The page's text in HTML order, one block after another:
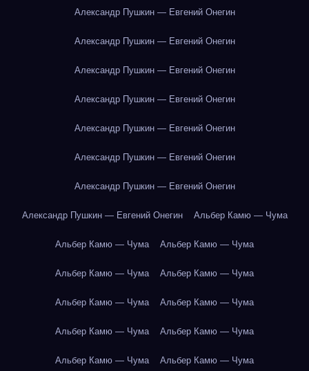
Александр Пушкин — Евгений Онегин
Александр Пушкин — Евгений Онегин
Александр Пушкин — Евгений Онегин
Александр Пушкин — Евгений Онегин
Александр Пушкин — Евгений Онегин
Александр Пушкин — Евгений Онегин
Александр Пушкин — Евгений Онегин
Александр Пушкин — Евгений Онегин Альбер Камю — Чума
Альбер Камю — Чума Альбер Камю — Чума
Альбер Камю — Чума Альбер Камю — Чума
Альбер Камю — Чума Альбер Камю — Чума
Альбер Камю — Чума Альбер Камю — Чума
Альбер Камю — Чума Альбер Камю — Чума